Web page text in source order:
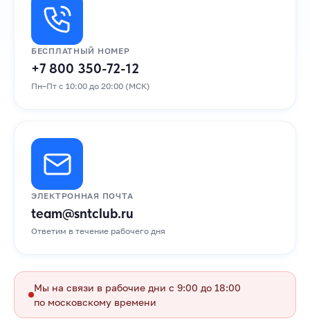
БЕСПЛАТНЫЙ НОМЕР
+7 800 350-72-12
Пн–Пт с 10:00 до 20:00 (МСК)
ЭЛЕКТРОННАЯ ПОЧТА
team@sntclub.ru
Ответим в течение рабочего дня
Мы на связи в рабочие дни с 9:00 до 18:00
по московскому времени